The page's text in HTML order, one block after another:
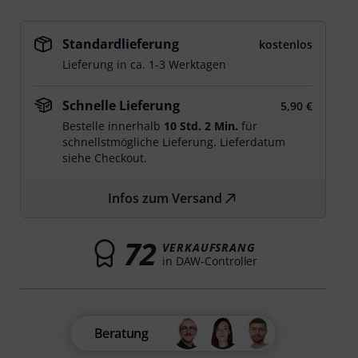
Standardlieferung
kostenlos
Lieferung in ca. 1-3 Werktagen
Schnelle Lieferung
5,90 €
Bestelle innerhalb 10 Std. 2 Min. für
schnellstmögliche Lieferung. Lieferdatum
siehe Checkout.
Infos zum Versand
72 VERKAUFSRANG
in DAW-Controller
Beratung